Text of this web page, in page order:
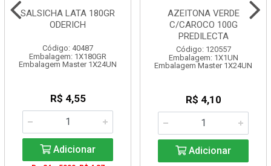
SALSICHA LATA 180GR
ODERICH
Código: 40487
Embalagem: 1X180GR
Embalagem Master 1X24UN
R$ 4,55
Adicionar
AZEITONA VERDE
C/CAROCO 100G
PREDILECTA
Código: 120557
Embalagem: 1X1UN
Embalagem Master 1X24UN
R$ 4,10
Adicionar